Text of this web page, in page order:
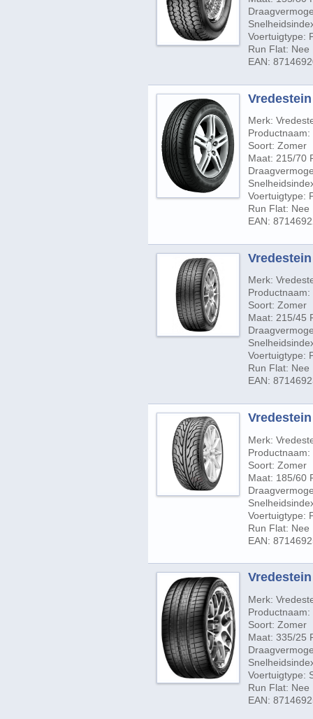
Voertuigtype:
Run Flat: Nee
EAN:
Merk:
Soort: Zomer
Maat: 215/70
Voertuigtype:
Run Flat: Nee
EAN:
Merk:
Soort: Zomer
Maat: 215/45
Voertuigtype:
Run Flat: Nee
EAN:
Merk:
Productnaam:
Soort: Zomer
Maat: 185/60
Voertuigtype:
Run Flat: Nee
EAN:
Merk:
Soort: Zomer
Maat: 335/25
Voertuigtype:
Run Flat: Nee
EAN: